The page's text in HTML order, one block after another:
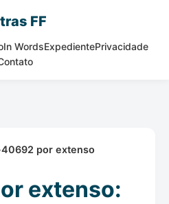
FF
In WordsExpedientePrivacidade
40692 por extenso
extenso: